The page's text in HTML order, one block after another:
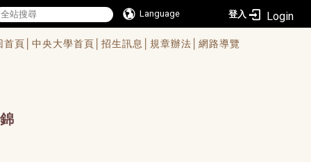
Language 登入
首頁│ 中央大學首頁│ 招生訊息│ 規章辦法│ 網路導覽